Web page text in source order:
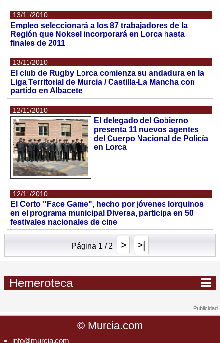
13/11/2010
Empleo seleccionará a los 87 trabajadores de la
Región que Noksel incorporará en Lorca hasta
finales de 2011
13/11/2010
El club de Rugby Lorca comienza su andadura en la
Liga Territorial de Murcia / Castilla-La Mancha con
partido en Albacete
12/11/2010
El delegado del Gobierno
presenta 11 nuevos agentes
del Cuerpo Nacional de Policía
en Lorca
12/11/2010
El Corto "Face Game", hecho por jóvenes lorquinos
en el programa municipal Diversa, participa en 50
festivales nacionales de cine
Página 1 / 2 > >|
Hemeroteca
© Murcia.com
info@murcia.com